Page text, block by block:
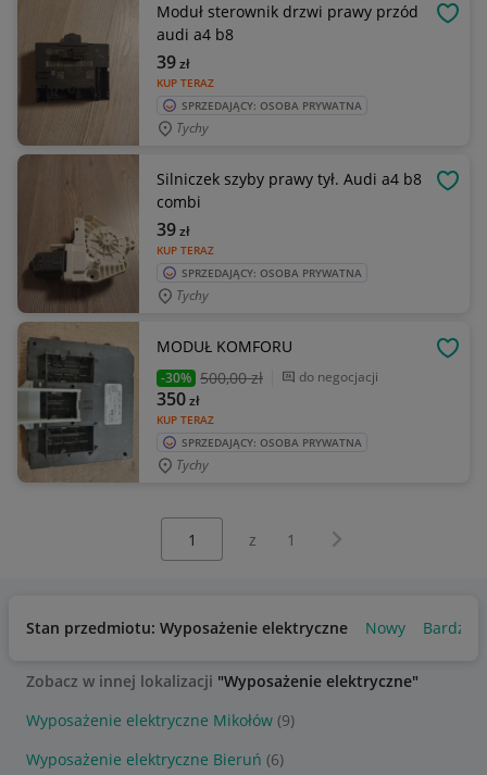
Moduł sterownik drzwi prawy przód
audi a4 b8
KUP TERAZ
39zł
SPRZEDAJĄCY: OSOBA PRYWATNA
Tychy
Silniczek szyby prawy tył. Audi a4 b8
combi
KUP TERAZ
39zł
SPRZEDAJĄCY: OSOBA PRYWATNA
Tychy
MODUŁ KOMFORU
-30% 500,00 zł do negocjacji
KUP TERAZ
350zł
SPRZEDAJĄCY: OSOBA PRYWATNA
Tychy
z 1 Następna strona
Stan przedmiotu: Wyposażenie elektryczne Nowy Bardzo
Zobacz w innej lokalizacji "Wyposażenie elektryczne"
Wyposażenie elektryczne Mikołów (9)
Wyposażenie elektryczne Bieruń (6)